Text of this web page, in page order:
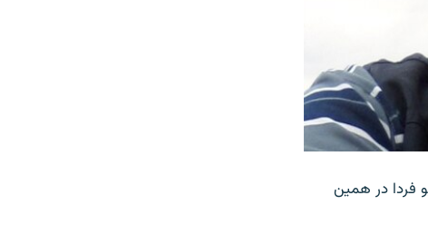
فردا در همین